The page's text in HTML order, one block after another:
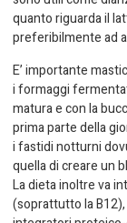
quanto riguarda il
preferibilmente ad
E’ importante
i formaggi
matura e con la
prima parte della
i fastidi notturni
quella di creare un
La dieta inoltre va
(soprattutto la